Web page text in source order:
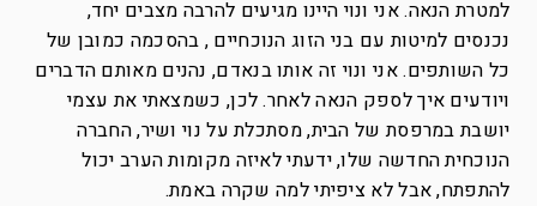
למטרת הנאה. אני ונוי היינו מגיעים להרבה מצבים יחד,
נכנסים למיטות עם בני הזוג הנוכחיים , בהסכמה כמובן של
כל השותפים. אני ונוי זה אותו בנאדם, נהנים מאותם הדברים
ויודעים איך לספק הנאה לאחר. לכן, כשמצאתי את עצמי
יושבת במרפסת של הבית, מסתכלת על נוי ושיר, החברה
הנוכחית החדשה שלו, ידעתי לאיזה מקומות הערב יכול
להתפתח, אבל לא ציפיתי למה שקרה באמת.